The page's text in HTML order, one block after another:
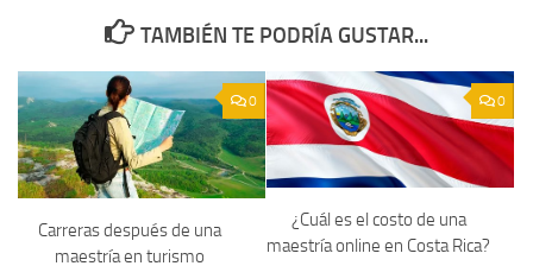
TAMBIÉN TE PODRÍA GUSTAR...
0
Carreras después de una
maestría en turismo
0
¿Cuál es el costo de una
maestría online en Costa Rica?